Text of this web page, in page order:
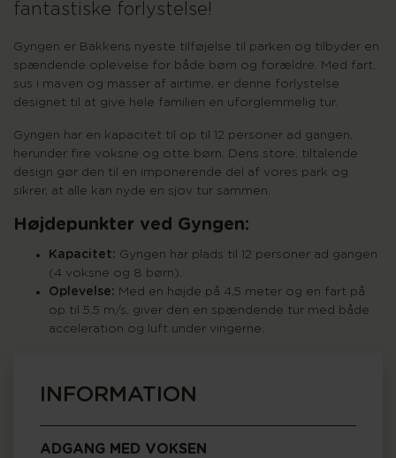
fantastiske forlystelse!
Gyngen er Bakkens nyeste tilføjelse til parken og tilbyder en
spændende oplevelse for både børn og forældre. Med fart,
sus i maven og masser af airtime, er denne forlystelse
designet til at give hele familien en uforglemmelig tur.
Gyngen har en kapacitet til op til 12 personer ad gangen,
herunder fire voksne og otte børn. Dens store, tiltalende
design gør den til en imponerende del af vores park og
sikrer, at alle kan nyde en sjov tur sammen.
Højdepunkter ved Gyngen:
Kapacitet: Gyngen har plads til 12 personer ad gangen
(4 voksne og 8 børn).
Oplevelse: Med en højde på 4,5 meter og en fart på
op til 5,5 m/s, giver den en spændende tur med både
acceleration og luft under vingerne.
INFORMATION
ADGANG MED VOKSEN